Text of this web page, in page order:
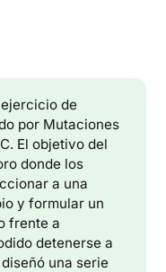
de
por Mutaciones
El objetivo del
donde los
a una
y formular un
frente a
detenerse a
una serie